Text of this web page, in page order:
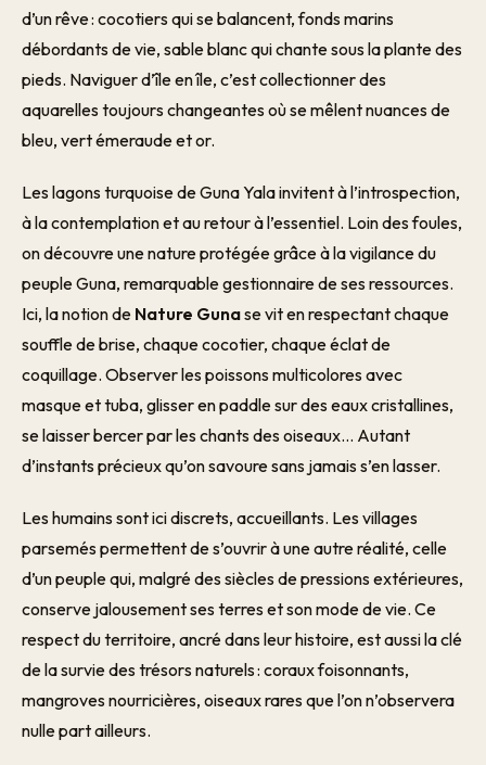
d’un rêve : cocotiers qui se balancent, fonds marins
débordants de vie, sable blanc qui chante sous la plante des
pieds. Naviguer d’île en île, c’est collectionner des
aquarelles toujours changeantes où se mêlent nuances de
bleu, vert émeraude et or.
Les lagons turquoise de Guna Yala invitent à l’introspection,
à la contemplation et au retour à l’essentiel. Loin des foules,
on découvre une nature protégée grâce à la vigilance du
peuple Guna, remarquable gestionnaire de ses ressources.
Ici, la notion de Nature Gunase vit en respectant chaque
souffle de brise, chaque cocotier, chaque éclat de
coquillage. Observer les poissons multicolores avec
masque et tuba, glisser en paddle sur des eaux cristallines,
se laisser bercer par les chants des oiseaux… Autant
d’instants précieux qu’on savoure sans jamais s’en lasser.
Les humains sont ici discrets, accueillants. Les villages
parsemés permettent de s’ouvrir à une autre réalité, celle
d’un peuple qui, malgré des siècles de pressions extérieures,
conserve jalousement ses terres et son mode de vie. Ce
respect du territoire, ancré dans leur histoire, est aussi la clé
de la survie des trésors naturels : coraux foisonnants,
mangroves nourricières, oiseaux rares que l’on n’observera
nulle part ailleurs.